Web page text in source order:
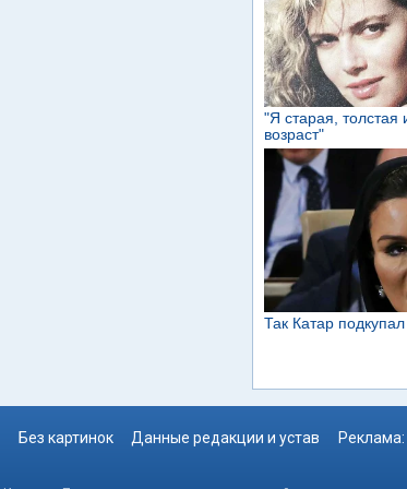
Без картинок Данные редакции и устав Реклама: